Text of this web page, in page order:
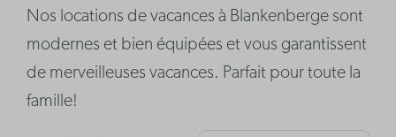
Nos locations de vacances à Blankenberge sont
modernes et bien équipées et vous garantissent
de merveilleuses vacances. Parfait pour toute la
famille!